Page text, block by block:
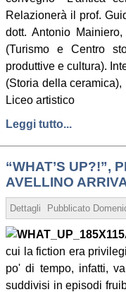
Relazionerà il prof.
dott. Antonio
(Turismo e Centro
produttive e cultura).
(Storia della
Liceo artistico
Leggi tutto...
“WHAT’S UP?!”,
AVELLINO
Dettagli Pubblicato
cui la fiction era
po' di tempo, infatti,
suddivisi in episodi